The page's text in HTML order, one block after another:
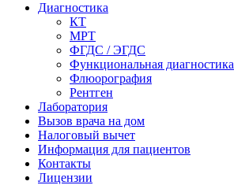
Диагностика
КТ
МРТ
ФГДС / ЭГДС
Функциональная диагностика
Флюорография
Рентген
Лаборатория
Вызов врача на дом
Налоговый вычет
Информация для пациентов
Контакты
Лицензии